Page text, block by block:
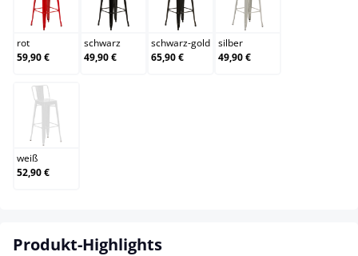
rot
rot
59,90 €
schwarz
schwarz
49,90 €
schwarz-gold
schwarz-gold
65,90 €
silber
silber
49,90 €
weiß
weiß
52,90 €
Produkt-Highlights